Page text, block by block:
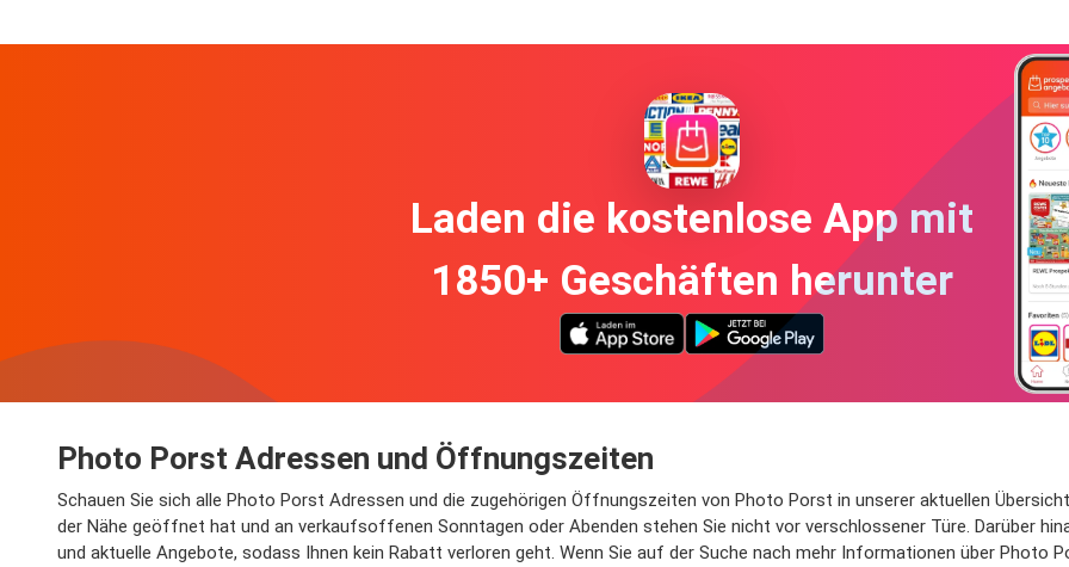
Laden die kostenlose App mit
1850+ Geschäften herunter
Photo Porst Adressen und Öffnungszeiten
Schauen Sie sich alle Photo Porst Adressen und die zugehörigen Öffnungszeiten von Photo Porst in unserer aktuellen
der Nähe geöffnet hat und an verkaufsoffenen Sonntagen oder Abenden stehen Sie nicht vor verschlossener Türe. Darüber
und aktuelle Angebote, sodass Ihnen kein Rabatt verloren geht. Wenn Sie auf der Suche nach mehr Informationen über Photo